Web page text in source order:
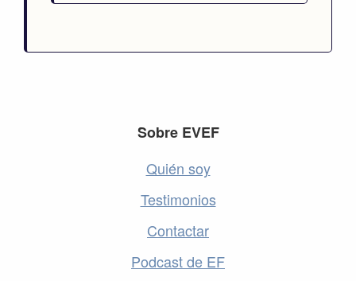
Sobre EVEF
Quién soy
Testimonios
Contactar
Podcast de EF